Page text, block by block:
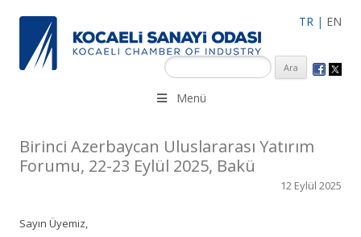
TR | EN
KSO 3500’ü aşkın sanayi kuruluşuna uzman çalışanları ile İzmit
Merkez, Çayırova, Dilovası, Gebze ve İMES OSB’deki ofisleri ile
Menü
Birinci Azerbaycan Uluslararası Yatırım
Forumu, 22-23 Eylül 2025, Bakü
12 Eylül 2025
Sayın Üyemiz,